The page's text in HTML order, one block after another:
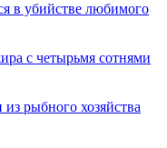
в убийстве любимого
с четырьмя сотнями
рыбного хозяйства